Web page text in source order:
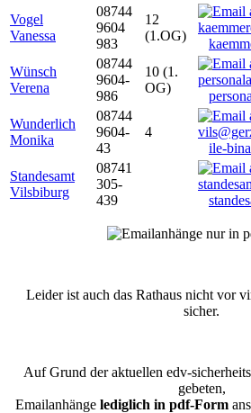
Vogel
Vanessa
08744
9604
983
12
(1.OG)
Wünsch
Verena
08744
9604-
986
10 (1.
OG)
Wunderlich
Monika
08744
9604-
43
4
ile-
Standesamt
Vilsbiburg
08741
305-
439
Leider ist auch das Rathaus nicht vor
sicher.
Auf Grund der aktuellen edv-
gebeten,
Emailanhänge lediglich in pdf-Form